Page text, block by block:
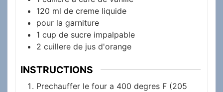
120 ml de creme liquide
pour la garniture
1 cup de sucre impalpable
2 cuillere de jus d'orange
INSTRUCTIONS
Prechauffer le four a 400 degres F (205